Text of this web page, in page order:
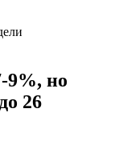
9%, но
26